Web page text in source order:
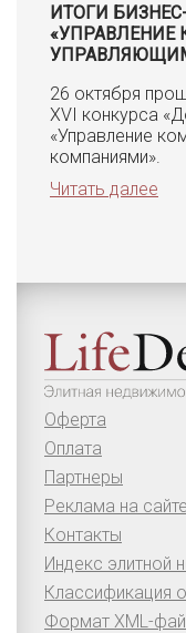
ИТОГИ
26 октября
XVI конкурса
«Управление
компаниями».
Читать далее
Оферта
Оплата
Партнеры
Реклама на сайте
Контакты
Индекс элитной
Классификация
Формат XML-